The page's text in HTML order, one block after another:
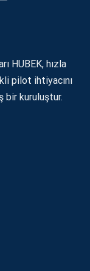
HUBEK, hızla
pilot ihtiyacını
bir kuruluştur.